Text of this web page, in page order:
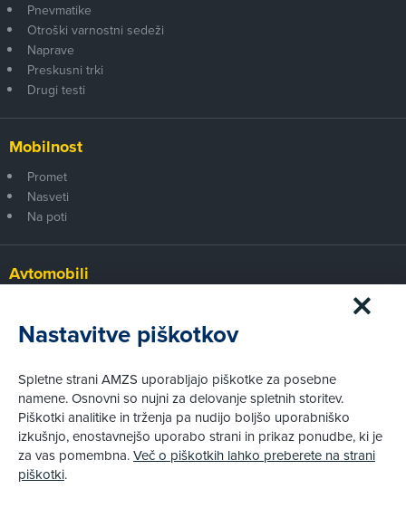
Pnevmatike
Otroški varnostni sedeži
Naprave
Preskusni trki
Drugi testi
Mobilnost
Promet
Nasveti
Na poti
Avtomobili
Prvi pogled
Za volanom
Tehnika
Pravni vidiki
Piškotki
Nastavitve piškotkov
Spletne strani AMZS uporabljajo piškotke za posebne
namene. Osnovni so nujni za delovanje spletnih storitev.
Piškotki analitike in trženja pa nudijo boljšo uporabniško
izkušnjo, enostavnejšo uporabo strani in prikaz ponudbe, ki je
za vas pomembna.Več o piškotkih lahko preberete na strani
piškotki.